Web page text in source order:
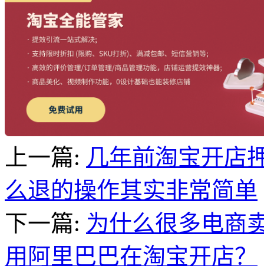
上一篇: 几年前淘宝开店
么退的操作其实非常简单
下一篇: 为什么很多电商
用阿里巴巴在淘宝开店？